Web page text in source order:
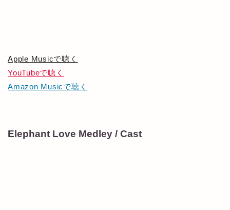
Apple Musicで聴く
YouTubeで聴く
Amazon Musicで聴く
Elephant Love Medley / Cast